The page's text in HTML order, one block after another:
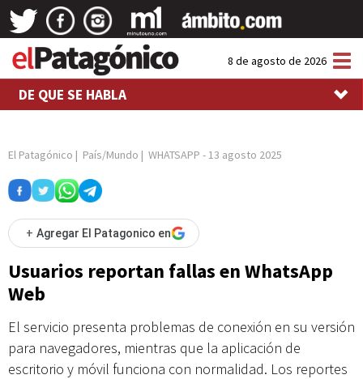
8 de agosto de 2026
DE QUE SE HABLA
El Patagónico | País/Mundo | WHATSAPP - 13 agosto 2025
+ Agregar El Patagonico en
Usuarios reportan fallas en WhatsApp
Web
El servicio presenta problemas de conexión en su versión
para navegadores, mientras que la aplicación de
escritorio y móvil funciona con normalidad. Los reportes